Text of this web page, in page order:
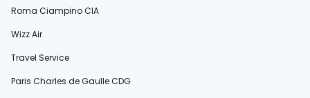
Roma Ciampino CIA
Wizz Air
Travel Service
Paris Charles de Gaulle CDG